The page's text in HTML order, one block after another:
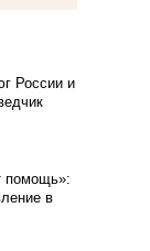
России и
помощь»:
в